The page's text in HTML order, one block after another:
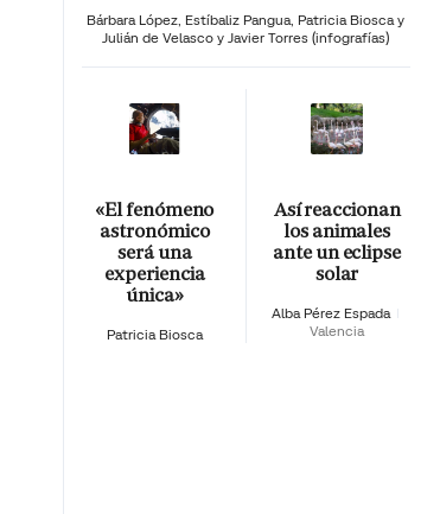
Bárbara López, Estíbaliz Pangua, Patricia Biosca y
Julián de Velasco y Javier Torres (infografías)
«El fenómeno
astronómico
será una
experiencia
única»
Patricia Biosca
Así reaccionan
los animales
ante un eclipse
solar
Alba Pérez Espada
Valencia